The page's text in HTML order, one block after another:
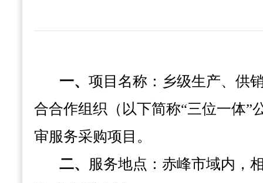
一、 项目名称： 乡级生产、供
合合作组织（以下简称“三位一体”
审服务采购项目 。
二、
服务地点： 赤峰市域内，